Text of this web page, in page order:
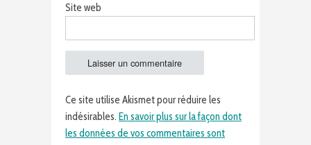
Site web
Ce site utilise Akismet pour réduire les
indésirables. En savoir plus sur la façon dont
les données de vos commentaires sont